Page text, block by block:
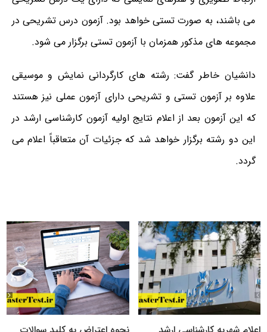
می باشند، به صورت تستی خواهد بود. آزمون درس تشریحی در
مجموعه های مذکور همزمان با آزمون تستی برگزار می شود.
دانشیان خاطر گفت: رشته های کارگردانی نمایش و موسیقی
علاوه بر آزمون تستی و تشریحی دارای آزمون عملی نیز هستند
که این آزمون بعد از اعلام نتایج اولیه آزمون کارشناسی ارشد در
این دو رشته برگزار خواهد شد که جزئیات آن متعاقباً اعلام می
گردد.